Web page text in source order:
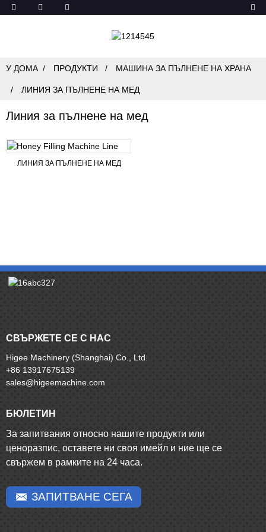
У ДОМА ПРОДУКТИ МАШИНА ЗА ПЪЛНЕНЕ НА ХРАНА
ЛИНИЯ ЗА ПЪЛНЕНЕ НА МЕД
Линия за пълнене на мед
ЛИНИЯ ЗА ПЪЛНЕНЕ НА МЕД
СВЪРЖЕТЕ СЕ С НАС
Higee Machinery (Shanghai) Co., Ltd.
+86 13917675139
sales@higeemachine.com
БЮЛЕТИН
За запитвания относно нашите продукти или
ценоразпис, оставете ни своя имейл и ние ще се
свържем в рамките на 24 часа.
ЗАПИТВАНЕ СЕГА